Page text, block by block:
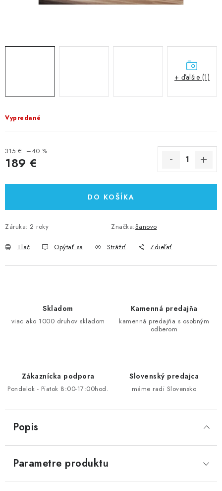
Ochrana osobných údajov GDPR
Kontakty
Predajňa Nitra
Vypredané
315 € –40 %
189 €
DO KOŠÍKA
Záruka: 2 roky Značka:Sanovo
Tlač Opýtať sa Strážiť Zdieľať
+ ďalšie (1)
Skladom
viac ako 1000 druhov skladom
Kamenná predajňa
kamenná predajňa s osobným
odberom
Zákaznícka podpora
Pondelok - Piatok 8:00-17:00hod.
Slovenský predajca
máme radi Slovensko
Popis
Parametre produktu